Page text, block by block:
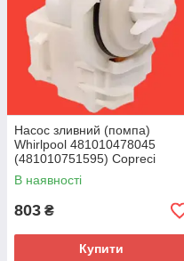
Насос зливний (помпа)
Whirlpool 481010478045
(481010751595) Copreci
В наявності
803 ₴
Купити